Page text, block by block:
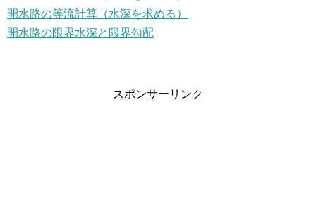
開水路の等流計算（水深を求める）
開水路の限界水深と限界勾配
スポンサーリンク